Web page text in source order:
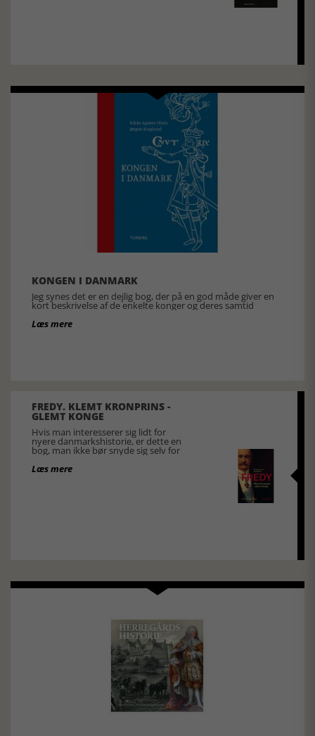
KONGEN I DANMARK
Jeg synes det er en dejlig bog, der på en god måde giver en
kort beskrivelse af de enkelte konger og deres samtid
Læs mere
FREDY. KLEMT KRONPRINS -
GLEMT KONGE
Hvis man interesserer sig lidt for
nyere danmarkshistorie, er dette en
bog, man ikke bør snyde sig selv for
Læs mere